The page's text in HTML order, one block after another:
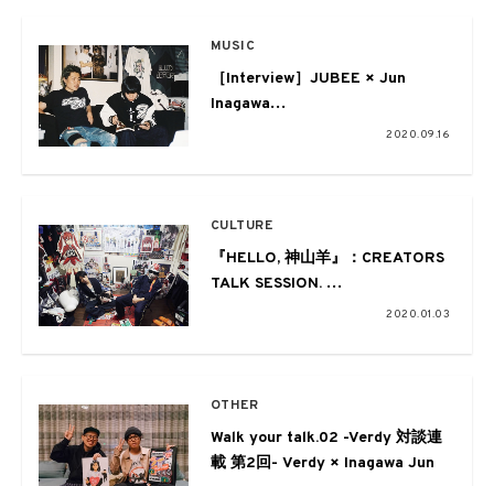
MUSIC
［Interview］JUBEE × Jun
Inagawa
音楽で繋がった、ふたりの世界
2020.09.16
CULTURE
『HELLO, 神山羊』：CREATORS
TALK SESSION.
Jun Inagawa from EYESCREAM
2020.01.03
OTHER
Walk your talk.02 -Verdy 対談連
載 第2回- Verdy × Inagawa Jun